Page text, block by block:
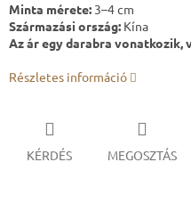
Minta mérete: 3–4 cm
Származási ország: Kína
Az ár egy darabra vonatkozik,
Részletes információ
KÉRDÉS MEGOSZTÁS